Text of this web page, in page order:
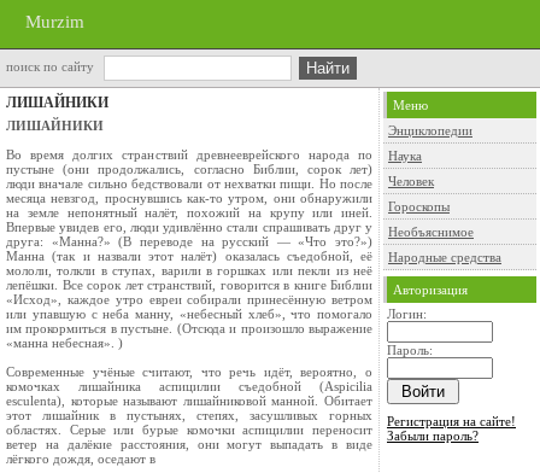
Murzim
поиск по сайту
ЛИШАЙНИКИ
ЛИШАЙНИКИ
Во время долгих странствий древнееврейского народа по
пустыне (они продолжались, со­гласно Библии, сорок лет)
люди вначале сильно бедствовали от нехватки пищи. Но после
месяца невзгод, проснувшись как-то утром, они обнару­жили
на земле непонятный налёт, похожий на крупу или иней.
Впервые увидев его, люди удив­лённо стали спрашивать друг у
друга: «Манна?» (В переводе на русский — «Что это?»)
Манна (так и назвали этот налёт) оказалась съедобной, её
мололи, толкли в ступах, варили в горшках или пекли из неё
лепёшки. Все сорок лет стран­ствий, говорится в книге Библии
«Исход», каж­дое утро евреи собирали принесённую ветром
или упавшую с неба манну, «небесный хлеб», что помогало
им прокормиться в пустыне. (Отсюда и произошло выражение
«манна небесная». )
Современные учёные считают, что речь идёт, вероятно, о
комочках лишайника аспицилии съедобной (Aspicilia
esculenta), которые называ­ют лишайниковой манной. Обитает
этот лишай­ник в пустынях, степях, засушливых горных
областях. Серые или бурые комочки аспицилии переносит
ветер на далёкие расстояния, они мо­гут выпадать в виде
лёгкого дождя, оседают в
Меню
Энциклопедии
Наука
Человек
Гороскопы
Необъяснимое
Народные средства
Авторизация
Логин:
Пароль:
Регистрация на сайте!
Забыли пароль?